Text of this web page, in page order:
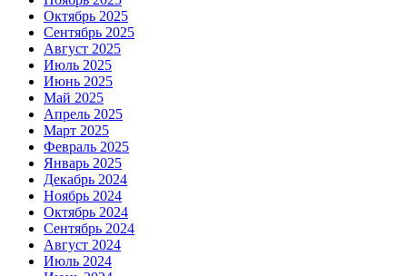
Октябрь 2025
Сентябрь 2025
Август 2025
Июль 2025
Июнь 2025
Май 2025
Апрель 2025
Март 2025
Февраль 2025
Январь 2025
Декабрь 2024
Ноябрь 2024
Октябрь 2024
Сентябрь 2024
Август 2024
Июль 2024